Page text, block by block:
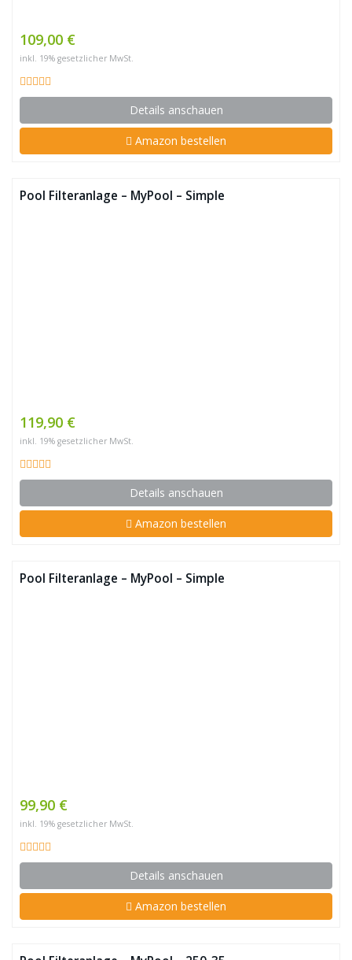
109,00 €
inkl. 19% gesetzlicher MwSt.
Details anschauen
Amazon bestellen
Pool Filteranlage – MyPool – Simple
119,90 €
inkl. 19% gesetzlicher MwSt.
Details anschauen
Amazon bestellen
Pool Filteranlage – MyPool – Simple
99,90 €
inkl. 19% gesetzlicher MwSt.
Details anschauen
Amazon bestellen